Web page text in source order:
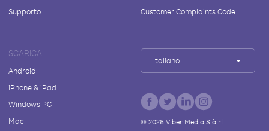
Supporto
Customer Complaints Code
SCARICA
Android
iPhone & iPad
Windows PC
Mac
Italiano
© 2026Viber Media S.à r.l.